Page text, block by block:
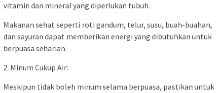
vitamin dan mineral yang diperlukan tubuh.
Makanan sehat seperti roti gandum, telur, susu, buah-buahan,
dan sayuran dapat memberikan energi yang dibutuhkan untuk
berpuasa seharian.
2. Minum Cukup Air:
Meskipun tidak boleh minum selama berpuasa, pastikan untuk